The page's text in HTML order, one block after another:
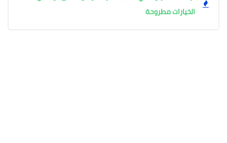
الخيارات مطروحة